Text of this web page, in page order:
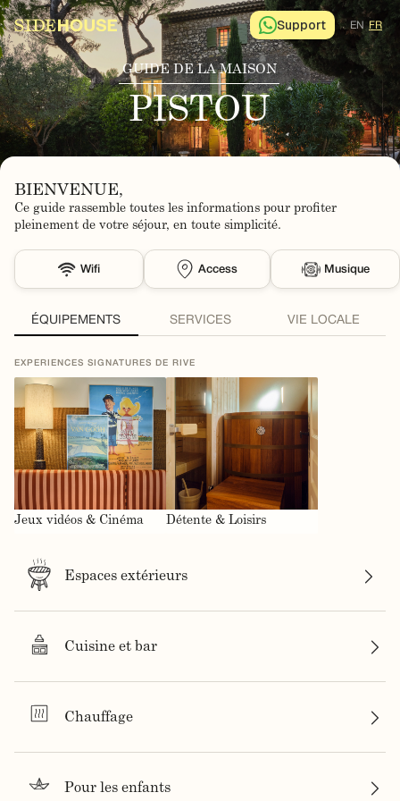
Support EN FR
GUIDE DE LA MAISON
PISTOU
BIENVENUE,
Ce guide rassemble toutes les informations pour profiter
pleinement de votre séjour, en toute simplicité.
Wifi Access Musique
ÉQUIPEMENTS SERVICES VIE LOCALE
EXPERIENCES SIGNATURES DE RIVE
Jeux vidéos & Cinéma Détente & Loisirs
Espaces extérieurs
Cuisine et bar
Chauffage
Pour les enfants